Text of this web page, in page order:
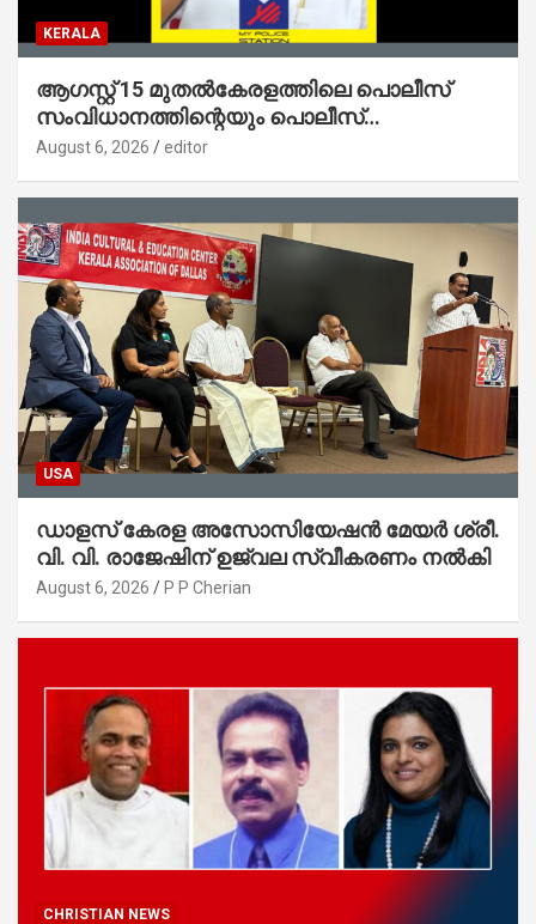
KERALA
ആഗസ്റ്റ് 15 മുതല്‍കേരളത്തിലെ പൊലീസ്
സംവിധാനത്തിന്റെയും പൊലീസ്
സ്റ്റേഷനുകളുടെയും മുഖഛായ മാറുകയാണ് :
August 6, 2026 editor
USA
ഡാളസ് കേരള അസോസിയേഷൻ മേയർ ശ്രീ.
വി. വി. രാജേഷിന് ഉജ്വല സ്വീകരണം നൽകി
August 6, 2026 P P Cherian
CHRISTIAN NEWS